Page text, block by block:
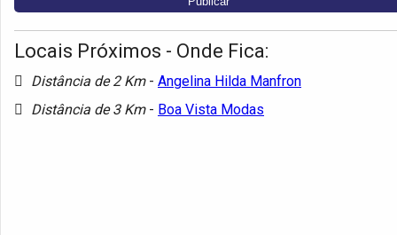
Locais Próximos - Onde Fica:
Distância de 2 Km - Angelina Hilda Manfron
Distância de 3 Km - Boa Vista Modas